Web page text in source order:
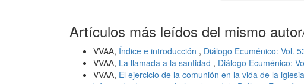
Artículos más leídos del mismo
VVAA, Índice e introducción , Diálogo Ecuménico: Vol.
VVAA, La llamada a la santidad , Diálogo Ecuménico:
VVAA, El ejercicio de la comunión en la vida de la